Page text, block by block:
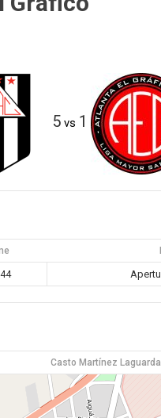
5 vs 1
Casto Martínez Laguarda